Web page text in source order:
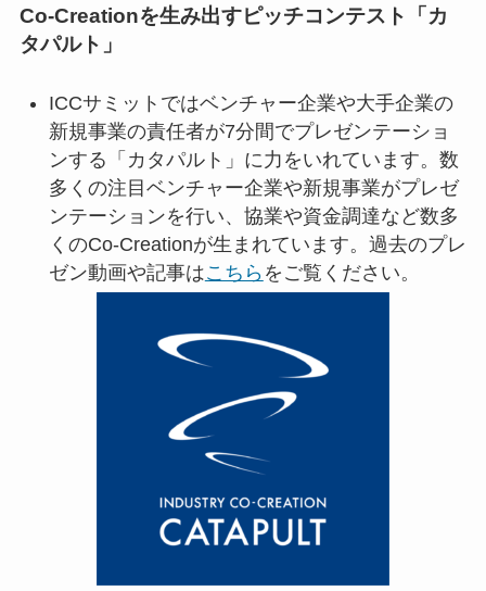
Co-Creationを生み出すピッチコンテスト「カ
タパルト」
ICCサミットではベンチャー企業や大手企業の
新規事業の責任者が7分間でプレゼンテーショ
ンする「カタパルト」に力をいれています。数
多くの注目ベンチャー企業や新規事業がプレゼ
ンテーションを行い、協業や資金調達など数多
くのCo-Creationが生まれています。過去のプレ
ゼン動画や記事はこちら をご覧ください。